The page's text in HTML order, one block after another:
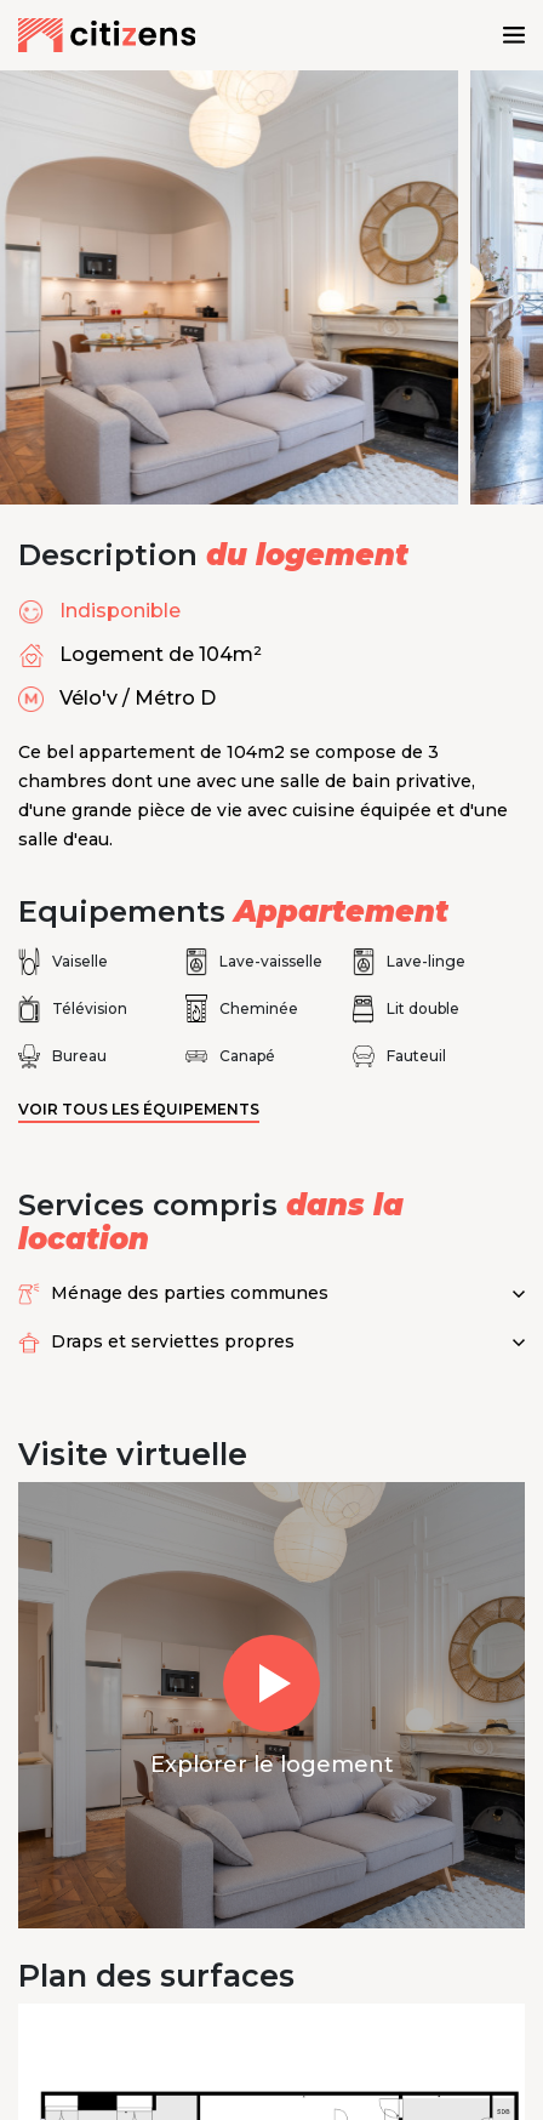
Description du logement
Indisponible
Logement de 104m²
Vélo'v / Métro D
Ce bel appartement de 104m2 se compose de 3
chambres dont une avec une salle de bain privative,
d'une grande pièce de vie avec cuisine équipée et d'une
salle d'eau.
EquipementsAppartement
Vaiselle Lave-vaisselle Lave-linge
Télévision Cheminée Lit double
Bureau Canapé Fauteuil
VOIR TOUS LES ÉQUIPEMENTS
Services compris dans la
location
Ménage des parties communes
Draps et serviettes propres
Visite virtuelle
Explorer le logement
Plan des surfaces